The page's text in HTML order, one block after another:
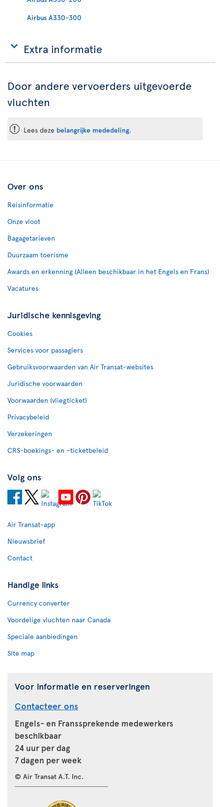
Airbus A330-300
Extra informatie
Door andere vervoerders uitgevoerde
vluchten
ü Lees deze belangrijke mededeling.
Over ons
Reisinformatie
Onze vloot
Bagagetarieven
Duurzaam toerisme
Awards en erkenning (Alleen beschikbaar in het Engels en Frans)
Vacatures
Juridische kennisgeving
Cookies
Services voor passagiers
Gebruiksvoorwaarden van Air Transat-websites
Juridische voorwaarden
Voorwaarden (vliegticket)
Privacybeleid
Verzekeringen
CRS-boekings- en –ticketbeleid
Volg ons
Air Transat-app
Nieuwsbrief
Contact
Handige links
Currency converter
Voordelige vluchten naar Canada
Speciale aanbiedingen
Site map
Voor informatie en reserveringen
Contacteer ons
Engels- en Franssprekende medewerkers
beschikbaar
24 uur per dag
7 dagen per week
© Air Transat A.T. Inc.